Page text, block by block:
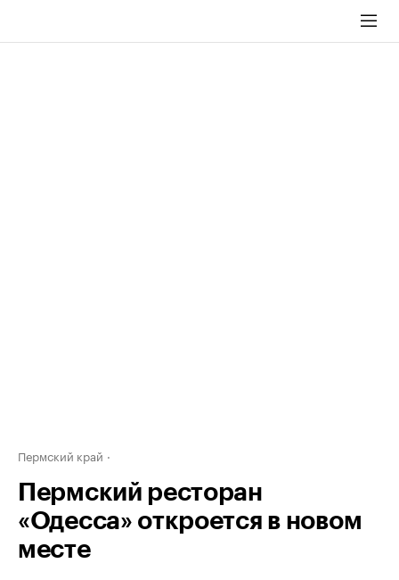
Пермский край
Пермский ресторан
«Одесса» откроется в новом
месте